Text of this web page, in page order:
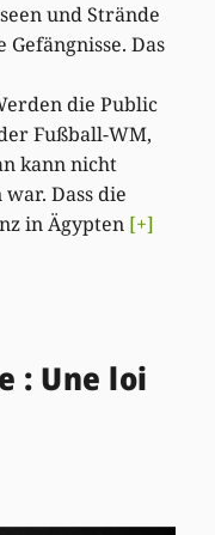
und Strände
Das
die Public
Fußball-WM,
kann nicht
Dass die
in Ägypten [+]
: Une loi